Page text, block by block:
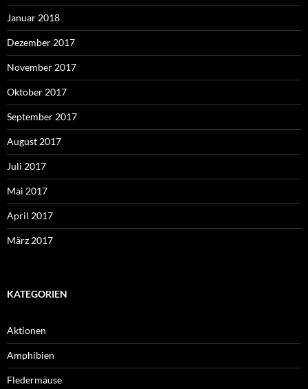
Januar 2018
Dezember 2017
November 2017
Oktober 2017
September 2017
August 2017
Juli 2017
Mai 2017
April 2017
März 2017
KATEGORIEN
Aktionen
Amphibien
Fledermäuse